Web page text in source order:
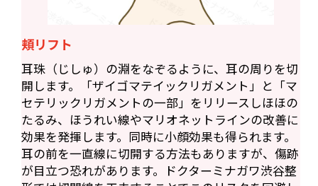
頬リフト
耳珠（じしゅ）の淵をなぞるように、耳の周りを切
開します。「ザイゴマテイックリガメント」と「マ
セテリックリガメントの一部」をリリースしほほの
たるみ、ほうれい線やマリオネットラインの改善に
効果を発揮します。同時に小顔効果も得られます。
耳の前を一直線に切開する方法もありますが、傷跡
が目立つ恐れがあります。ドクターミナガワ渋谷整